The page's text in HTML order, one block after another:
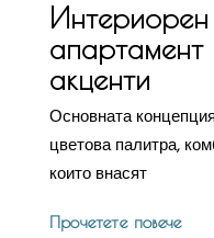
апартамент
акценти
Основната
цветова палитра,
които внасят
Прочетете повече